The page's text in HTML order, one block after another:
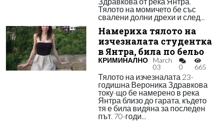
Тялото на момичето бе със
свалени долни дрехи и след...
Намериха тялото на
изчезналата студентка
в Янтра, била по бельо
КРИМИНАЛНО
March
03
0 665
Тялото на изчезналата 23-
годишна Вероника Здравкова
току-що бе намерено в река
Янтра близо до гарата, където
тя е била видяна за последен
път. 70-годи...